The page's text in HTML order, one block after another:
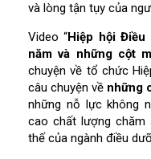
và lòng tận tụy của
Video “Hiệp hội Điều
năm và những cột
chuyện về tổ chức
câu chuyện về những
những nỗ lực không
cao chất lượng chăm
thế của ngành điều